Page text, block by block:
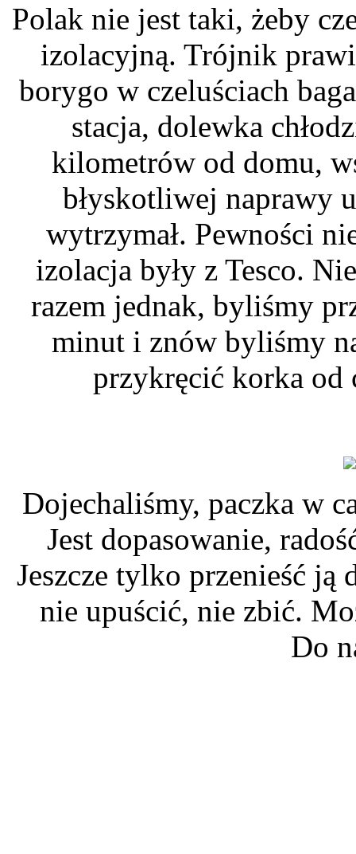
Polak nie jest taki, żeby
izolacyjną. Trójnik
borygo w czeluściach
stacja, dolewka
kilometrów od domu,
błyskotliwej naprawy
wytrzymał. Pewności
izolacja były z Tesco.
razem jednak, byliśmy
minut i znów byliśmy
przykręcić korka od
Dojechaliśmy, paczka w
Jest dopasowanie,
Jeszcze tylko przenieść ją
nie upuścić, nie zbić.
Do